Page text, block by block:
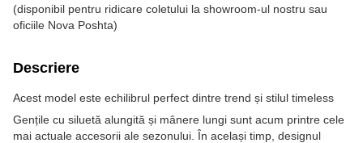
(disponibil pentru ridicare coletului la showroom-ul nostru sau
oficiile Nova Poshta)
Descriere
Acest model este echilibrul perfect dintre trend și stilul timeless
Gențile cu siluetă alungită și mânere lungi sunt acum printre cele
mai actuale accesorii ale sezonului. În același timp, designul